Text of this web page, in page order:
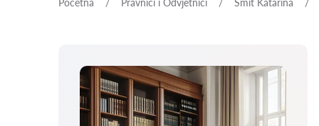
Početna Pravnici i Odvjetnici Šmit Katarina